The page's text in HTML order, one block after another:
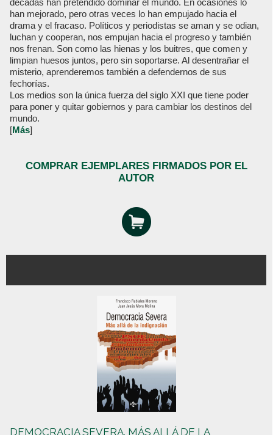
décadas han pretendido dominar el mundo. En ocasiones lo
han mejorado, pero otras veces lo han empujado hacia el
drama y el fracaso. Políticos y periodistas se aman y se odian,
luchan y cooperan, nos empujan hacia el progreso y también
nos frenan. Son como las hienas y los buitres, que comen y
limpian huesos juntos, pero sin soportarse. Al desentrañar el
misterio, aprenderemos también a defendernos de sus
fechorías.
Los medios son la única fuerza del siglo XXI que tiene poder
para poner y quitar gobiernos y para cambiar los destinos del
mundo.
[Más]
COMPRAR EJEMPLARES FIRMADOS POR EL
AUTOR
DEMOCRACIA SEVERA. MÁS ALLÁ DE LA